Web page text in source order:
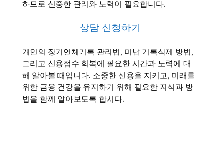
하므로 신중한 관리와 노력이 필요합니다.
상담 신청하기
개인의 장기연체기록 관리법, 미납 기록삭제 방법,
그리고 신용점수 회복에 필요한 시간과 노력에 대
해 알아볼 때입니다. 소중한 신용을 지키고, 미래를
위한 금융 건강을 유지하기 위해 필요한 지식과 방
법을 함께 알아보도록 합시다.